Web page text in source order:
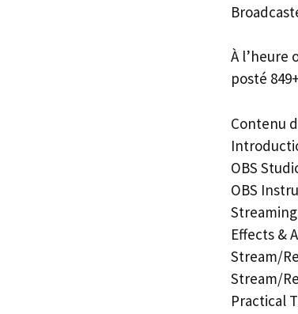
À l’heure
posté
Contenu
OBS
OBS
Effects &
Stream/
Stream/
Practical